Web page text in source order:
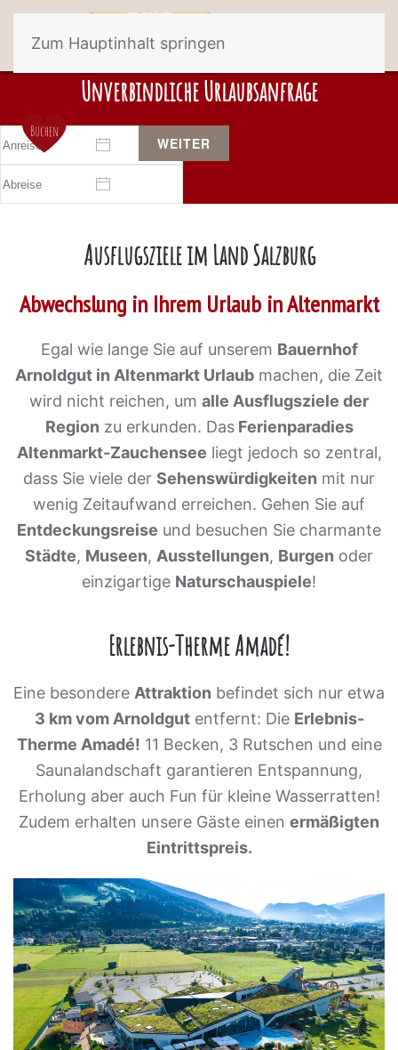
Zum Hauptinhalt springen
Unverbindliche Urlaubsanfrage
WEITER
Ausflugsziele im Land Salzburg
Abwechslung in Ihrem Urlaub in Altenmarkt
Egal wie lange Sie auf unserem Bauernhof
Arnoldgut in Altenmarkt Urlaub machen, die Zeit
wird nicht reichen, um alle Ausflugsziele der
Region zu erkunden. DasFerienparadies
Altenmarkt-Zauchensee liegt jedoch so zentral,
dass Sie viele der Sehenswürdigkeiten mit nur
wenig Zeitaufwand erreichen. Gehen Sie auf
Entdeckungsreise und besuchen Sie charmante
Städte, Museen, Ausstellungen, Burgen oder
einzigartige Naturschauspiele!
Erlebnis-Therme Amadé!
Eine besondere Attraktion befindet sich nur etwa
3 km vom Arnoldgutentfernt: Die Erlebnis-
Therme Amadé! 11 Becken, 3 Rutschen und eine
Saunalandschaft garantieren Entspannung,
Erholung aber auch Fun für kleine Wasserratten!
Zudem erhalten unsere Gäste einen ermäßigten
Eintrittspreis.